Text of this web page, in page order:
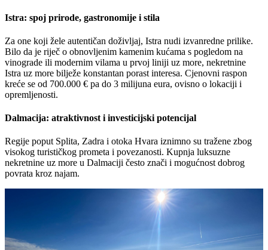
Istra: spoj prirode, gastronomije i stila
Za one koji žele autentičan doživljaj, Istra nudi izvanredne prilike.
Bilo da je riječ o obnovljenim kamenim kućama s pogledom na
vinograde ili modernim vilama u prvoj liniji uz more, nekretnine
Istra uz more bilježe konstantan porast interesa. Cjenovni raspon
kreće se od 700.000 € pa do 3 milijuna eura, ovisno o lokaciji i
opremljenosti.
Dalmacija: atraktivnost i investicijski potencijal
Regije poput Splita, Zadra i otoka Hvara iznimno su tražene zbog
visokog turističkog prometa i povezanosti. Kupnja luksuzne
nekretnine uz more u Dalmaciji često znači i mogućnost dobrog
povrata kroz najam.